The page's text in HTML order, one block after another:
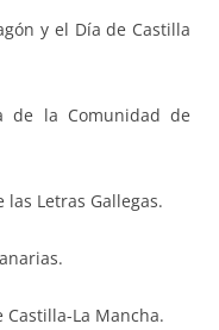
y el Día de Castilla
de la Comunidad de
las Letras Gallegas.
Castilla-La Mancha.